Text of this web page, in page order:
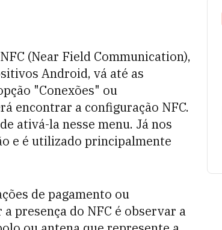
(Near Field Communication),
Android, vá até as
"Conexões" ou
encontrar a configuração NFC.
ativá-la nesse menu. Já nos
e é utilizado principalmente
de pagamento ou
presença do NFC é observar a